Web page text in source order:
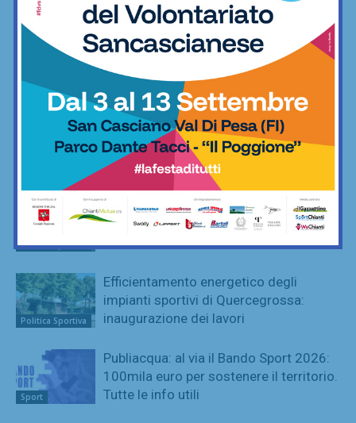
pallamano, baseball, karate, danza, ginnastica, ciclismo...
Articoli correlati
Accordi fra Grassina e Antella per
l’impianto del “Pazzagli”? Il sindaco
Pignotti stoppa tutti
Politica Sportiva
Brigate Rossoverdi, nota durissima
sulla possibilità di collaborazione fra
Grassina e Antella
Politica Sportiva
Efficientamento energetico degli
impianti sportivi di Quercegrossa:
inaugurazione dei lavori
Sport
Publiacqua: al via il Bando Sport 2026:
100mila euro per sostenere il territorio.
Tutte le info utili